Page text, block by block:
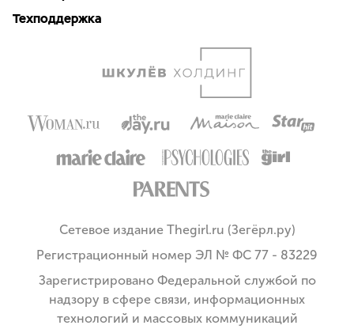
Техподдержка
Сетевое издание Thegirl.ru (Зегёрл.ру)
Регистрационный номер ЭЛ № ФС 77 - 83229
Зарегистрировано Федеральной службой по
надзору в сфере связи, информационных
технологий и массовых коммуникаций